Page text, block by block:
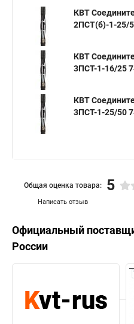
КВТ
2ПСТ(б)-1-25/
КВТ
3ПСТ-1-16/25
КВТ
3ПСТ-1-25/50
Написать отзыв
Общая оценка товара: 5
Официальный
России